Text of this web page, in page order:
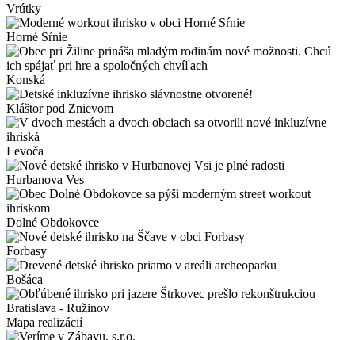
Vrútky
Horné Sŕnie
Konská
Kláštor pod Znievom
Levoča
Hurbanova Ves
Dolné Obdokovce
Forbasy
Bošáca
Bratislava - Ružinov
Mapa realizácií